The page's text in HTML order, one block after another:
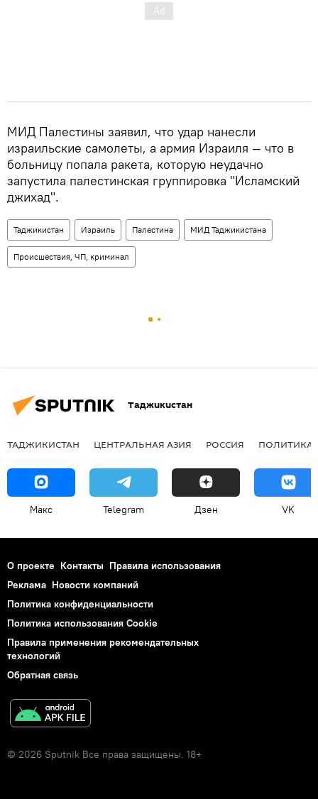
МИД Палестины заявил, что удар нанесли
израильские самолеты, а армия Израиля — что в
больницу попала ракета, которую неудачно
запустила палестинская группировка "Исламский
джихад".
Таджикистан Израиль Палестина МИД Таджикистана
Происшествия, ЧП, криминал
Таджикистан
ТАДЖИКИСТАН ЦЕНТРАЛЬНАЯ АЗИЯ РОССИЯ ПОЛИТИКА
Макс Telegram Дзен VK
О проекте Контакты Правила использования
Реклама Новости компаний
Политика конфиденциальности
Политика использования Cookie
Правила применения рекомендательных
технологий
Обратная связь
© 2026 Sputnik Все права защищены. 18+